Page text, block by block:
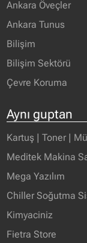
Ankara Öveçler
Ankara Tunus
Bilişim
Bilişim Sektörü
Çevre Koruma
Aynı guptan
Kartuş | Toner |
Meditek Makina
Mega Yazılım
Chiller Soğutma
Kimyaciniz
Fietra Store